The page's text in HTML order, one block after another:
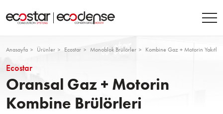
Anasayfa Ürünler Ecostar Monoblok Brülörler Kombine Gaz + Motorin Yakıtlı
Ecostar
Oransal Gaz + Motorin
Kombine Brülörleri